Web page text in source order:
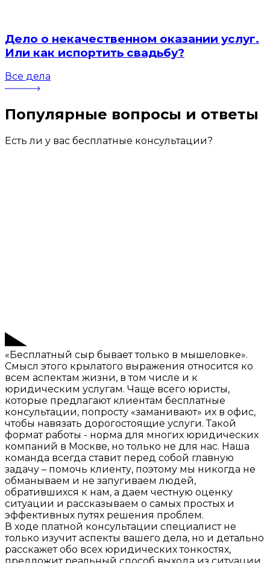
Дело о некачественном оказании услуг.
Или как испортить свадьбу?
Все дела
Популярные вопросы и ответы
Есть ли у вас бесплатные консультации?
«Бесплатный сыр бывает только в мышеловке».
Смысл этого крылатого выражения относится ко
всем аспектам жизни, в том числе и к
юридическим услугам. Чаще всего юристы,
которые предлагают клиентам бесплатные
консультации, попросту «заманивают» их в офис,
чтобы навязать дорогостоящие услуги. Такой
формат работы - норма для многих юридических
компаний в Москве, но только не для нас. Наша
команда всегда ставит перед собой главную
задачу – помочь клиенту, поэтому мы никогда не
обманываем и не запугиваем людей,
обратившихся к нам, а даем честную оценку
ситуации и рассказываем о самых простых и
эффективных путях решения проблем.
В ходе платной консультации специалист не
только изучит аспекты вашего дела, но и детально
расскажет обо всех юридических тонкостях,